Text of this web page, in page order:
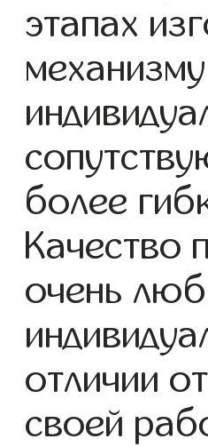
этапах
более
Качество
очень
отличии
своей